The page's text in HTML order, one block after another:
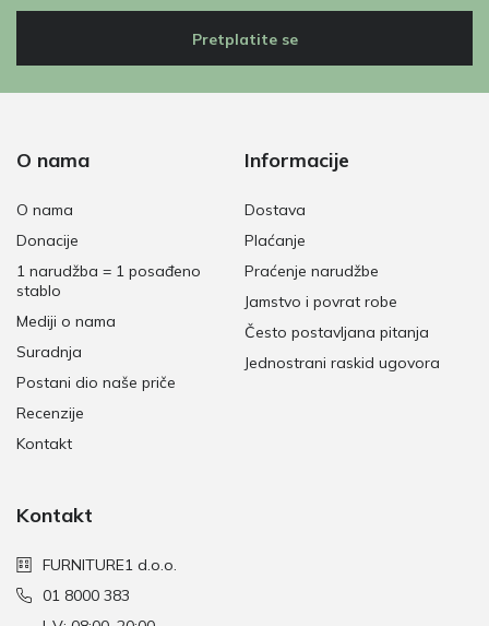
Pretplatite se
O nama
O nama
Donacije
1 narudžba = 1 posađeno
stablo
Mediji o nama
Suradnja
Postani dio naše priče
Recenzije
Kontakt
Informacije
Dostava
Plaćanje
Praćenje narudžbe
Jamstvo i povrat robe
Često postavljana pitanja
Jednostrani raskid ugovora
Kontakt
FURNITURE1 d.o.o.
01 8000 383